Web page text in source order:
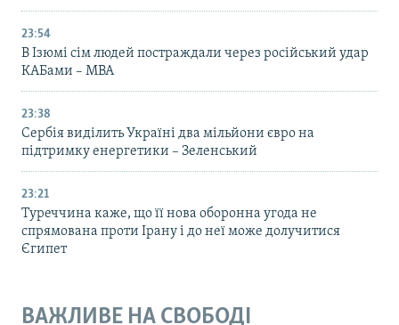
23:54
В Ізюмі сім людей постраждали через російський удар
КАБами – МВА
23:38
Сербія виділить Україні два мільйони євро на
підтримку енергетики – Зеленський
23:21
Туреччина каже, що її нова оборонна угода не
спрямована проти Ірану і до неї може долучитися
Єгипет
ВАЖЛИВЕ НА СВОБОДІ